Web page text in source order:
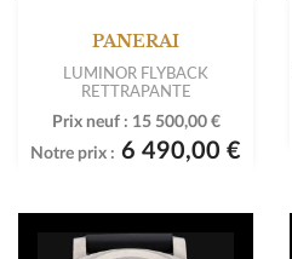
PANERAI
LUMINOR FLYBACK
RETTRAPANTE
Prix neuf : 15 500,00 €
Notre prix : 6 490,00 €